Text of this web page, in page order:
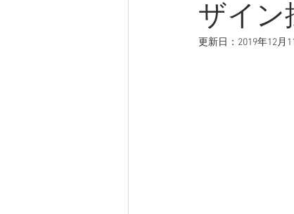
演じる高校生ザイン
更新日： 2019年12月